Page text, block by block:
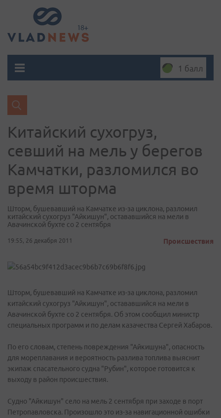
1 балл
Китайский сухогруз,
севший на мель у берегов
Камчатки, разломился во
время шторма
Шторм, бушевавший на Камчатке из-за циклона, разломил
китайский сухогруз "Айкишун", остававшийся на мели в
Авачинской бухте со 2 сентября
19:55, 26 декабря 2011 Происшествия
Шторм, бушевавший на Камчатке из-за циклона, разломил
китайский сухогруз "Айкишун", остававшийся на мели в
Авачинской бухте со 2 сентября. Об этом сообщил министр
специальных программ и по делам казачества Сергей Хабаров.
По его словам, степень повреждения "Айкишуна", опасность
для мореплавания и вероятность разлива топлива выяснит
экипаж спасательного судна "Рубин", которое готовится к
выходу в район происшествия.
Судно "Айкишун" село на мель 2 сентября при заходе в порт
Петропавловска. Произошло это из-за навигационной ошибки